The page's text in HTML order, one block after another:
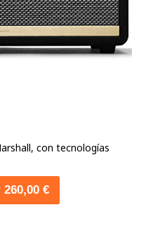
con tecnologías
€